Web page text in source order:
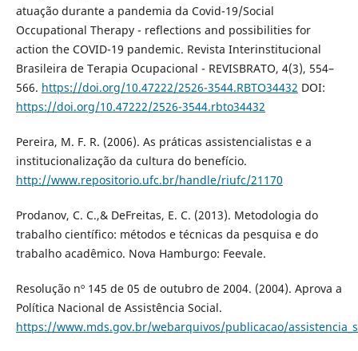
atuação durante a pandemia da Covid-19/Social
Occupational Therapy - reflections and possibilities for
action the COVID-19 pandemic. Revista Interinstitucional
Brasileira de Terapia Ocupacional - REVISBRATO, 4(3), 554–
566. https://doi.org/10.47222/2526-3544.RBTO34432 DOI:
https://doi.org/10.47222/2526-3544.rbto34432
Pereira, M. F. R. (2006). As práticas assistencialistas e a
institucionalização da cultura do benefício.
http://www.repositorio.ufc.br/handle/riufc/21170
Prodanov, C. C.,& DeFreitas, E. C. (2013). Metodologia do
trabalho científico: métodos e técnicas da pesquisa e do
trabalho acadêmico. Nova Hamburgo: Feevale.
Resolução nº 145 de 05 de outubro de 2004. (2004). Aprova a
Política Nacional de Assistência Social.
https://www.mds.gov.br/webarquivos/publicacao/